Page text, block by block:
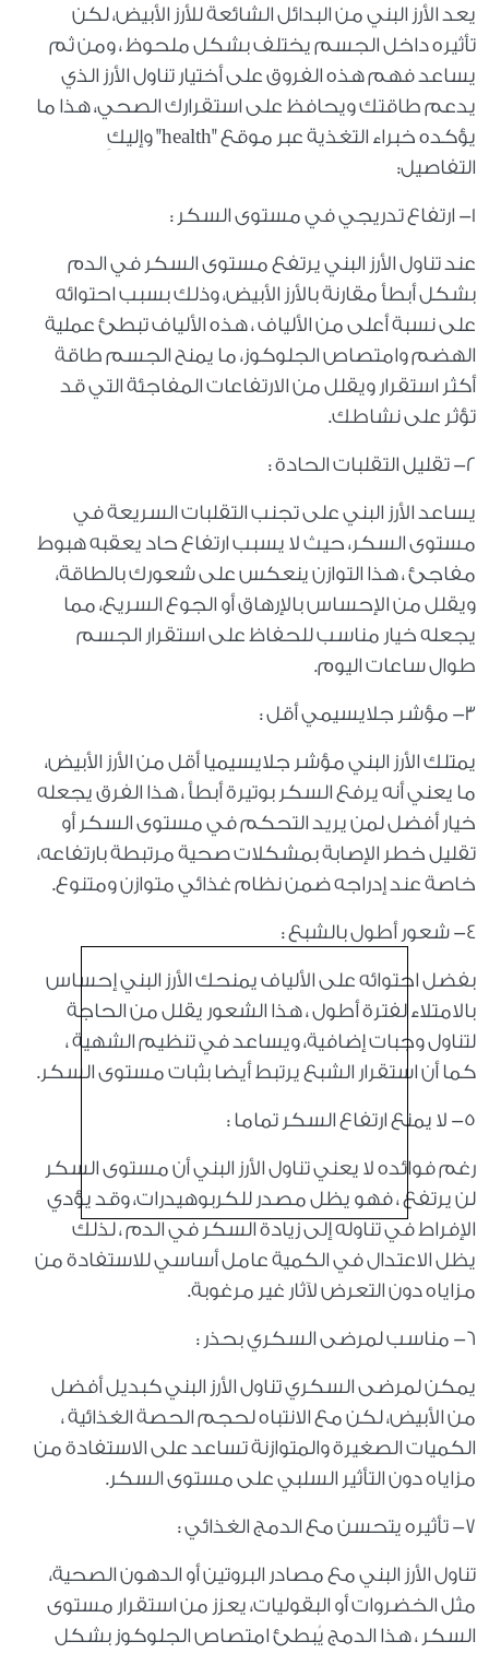
يعد الأرز البني من البدائل الشائعة للأرز الأبيض، لكن
تأثيره داخل الجسم يختلف بشكل ملحوظ ، ومن ثم
يساعد فهم هذه الفروق على أختيار تناول الأرز الذي
يدعم طاقتك ويحافظ على استقرارك الصحي، هذا ما
يؤكده خبراء التغذية عبر موقع "health" وإليكِ
التفاصيل:
١- ارتفاع تدريجي في مستوى السكر :
عند تناول الأرز البني يرتفع مستوى السكر في الدم
بشكل أبطأ مقارنة بالأرز الأبيض، وذلك بسبب احتوائه
على نسبة أعلى من الألياف ، هذه الألياف تبطئ عملية
الهضم وامتصاص الجلوكوز، ما يمنح الجسم طاقة
أكثر استقرار ويقلل من الارتفاعات المفاجئة التي قد
تؤثر على نشاطك.
٢- تقليل التقلبات الحادة :
يساعد الأرز البني على تجنب التقلبات السريعة في
مستوى السكر، حيث لا يسبب ارتفاع حاد يعقبه هبوط
مفاجئ ، هذا التوازن ينعكس على شعورك بالطاقة،
ويقلل من الإحساس بالإرهاق أو الجوع السريع، مما
يجعله خيار مناسب للحفاظ على استقرار الجسم
طوال ساعات اليوم.
٣- مؤشر جلايسيمي أقل :
يمتلك الأرز البني مؤشر جلايسيميا أقل من الأرز الأبيض،
ما يعني أنه يرفع السكر بوتيرة أبطأ ، هذا الفرق يجعله
خيار أفضل لمن يريد التحكم في مستوى السكر أو
تقليل خطر الإصابة بمشكلات صحية مرتبطة بارتفاعه،
خاصة عند إدراجه ضمن نظام غذائي متوازن ومتنوع.
٤- شعور أطول بالشبع :
بفضل احتوائه على الألياف يمنحك الأرز البني إحساس
بالامتلاء لفترة أطول ، هذا الشعور يقلل من الحاجة
لتناول وجبات إضافية، ويساعد في تنظيم الشهية ،
كما أن استقرار الشبع يرتبط أيضا بثبات مستوى السكر.
٥- لا يمنع ارتفاع السكر تماما :
رغم فوائده لا يعني تناول الأرز البني أن مستوى السكر
لن يرتفع ، فهو يظل مصدر للكربوهيدرات، وقد يؤدي
الإفراط في تناوله إلى زيادة السكر في الدم ، لذلك
يظل الاعتدال في الكمية عامل أساسي للاستفادة من
مزاياه دون التعرض لآثار غير مرغوبة.
٦- مناسب لمرضى السكري بحذر :
يمكن لمرضى السكري تناول الأرز البني كبديل أفضل
من الأبيض، لكن مع الانتباه لحجم الحصة الغذائية ،
الكميات الصغيرة والمتوازنة تساعد على الاستفادة من
مزاياه دون التأثير السلبي على مستوى السكر.
٧- تأثيره يتحسن مع الدمج الغذائي :
تناول الأرز البني مع مصادر البروتين أو الدهون الصحية،
مثل الخضروات أو البقوليات، يعزز من استقرار مستوى
السكر ، هذا الدمج يُبطئ امتصاص الجلوكوز بشكل